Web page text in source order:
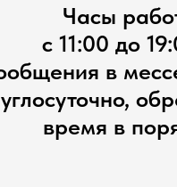
Часы
с 11:00 до
в
время в